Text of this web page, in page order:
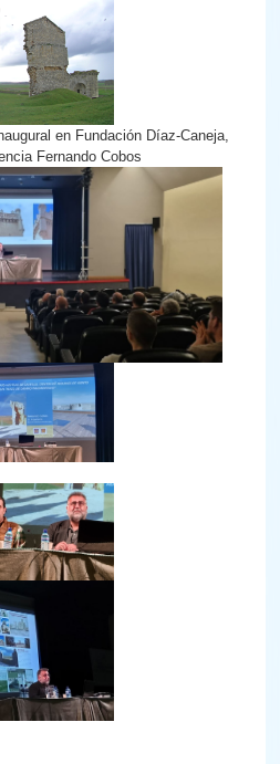
en Fundación Díaz-Caneja,
Fernando Cobos